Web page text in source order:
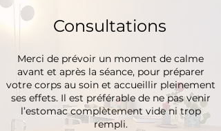
Consultations
Merci de prévoir un moment de calme
avant et après la séance, pour préparer
votre corps au soin et accueillir pleinement
ses effets. Il est préférable de ne pas venir
l’estomac complètement vide ni trop
rempli.